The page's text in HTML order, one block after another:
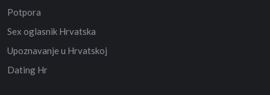
Potpora
Sex oglasnik Hrvatska
Upoznavanje u Hrvatskoj
Dating Hr